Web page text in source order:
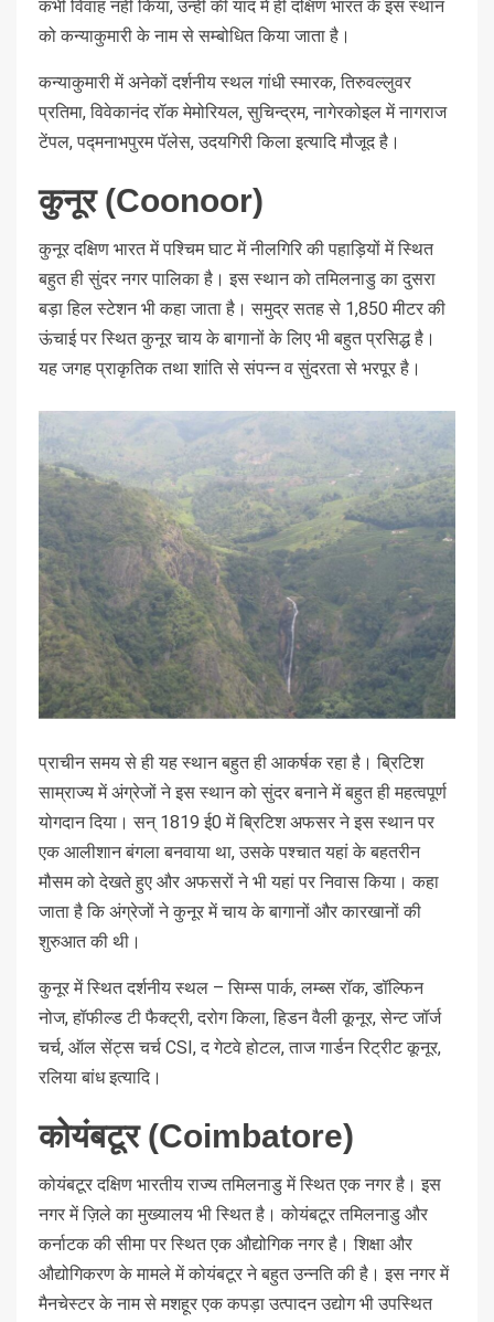
कभी विवाह नहीं किया, उन्हीं की याद में ही दक्षिण भारत के इस स्थान
को कन्याकुमारी के नाम से सम्बोधित किया जाता है।
कन्याकुमारी में अनेकों दर्शनीय स्थल गांधी स्मारक, तिरुवल्लुवर
प्रतिमा, विवेकानंद रॉक मेमोरियल, सुचिन्द्रम, नागेरकोइल में नागराज
टेंपल, पद्मनाभपुरम पॅलेस, उदयगिरी किला इत्यादि मौजूद है।
कुनूर (Coonoor)
कुनूर दक्षिण भारत में पश्चिम घाट में नीलगिरि की पहाड़ियों में स्थित
बहुत ही सुंदर नगर पालिका है। इस स्थान को तमिलनाडु का दुसरा
बड़ा हिल स्टेशन भी कहा जाता है। समुद्र सतह से 1,850 मीटर की
ऊंचाई पर स्थित कुनूर चाय के बागानों के लिए भी बहुत प्रसिद्ध है।
यह जगह प्राकृतिक तथा शांति से संपन्न व सुंदरता से भरपूर है।
प्राचीन समय से ही यह स्थान बहुत ही आकर्षक रहा है। ब्रिटिश
साम्राज्य में अंग्रेजों ने इस स्थान को सुंदर बनाने में बहुत ही महत्वपूर्ण
योगदान दिया। सन् 1819 ई0 में ब्रिटिश अफसर ने इस स्थान पर
एक आलीशान बंगला बनवाया था, उसके पश्चात यहां के बहतरीन
मौसम को देखते हुए और अफसरों ने भी यहां पर निवास किया। कहा
जाता है कि अंग्रेजों ने कुनूर में चाय के बागानों और कारखानों की
शुरुआत की थी।
कुनूर में स्थित दर्शनीय स्थल – सिम्स पार्क, लम्ब्स रॉक, डॉल्फिन
नोज, हॉफील्ड टी फैक्ट्री, दरोग किला, हिडन वैली कूनूर, सेन्ट जॉर्ज
चर्च, ऑल सेंट्स चर्च CSI, द गेटवे होटल, ताज गार्डन रिट्रीट कूनूर,
रलिया बांध इत्यादि।
कोयंबटूर (Coimbatore)
कोयंबटूर दक्षिण भारतीय राज्य तमिलनाडु में स्थित एक नगर है। इस
नगर में ज़िले का मुख्यालय भी स्थित है। कोयंबटूर तमिलनाडु और
कर्नाटक की सीमा पर स्थित एक औद्योगिक नगर है। शिक्षा और
औद्योगिकरण के मामले में कोयंबटूर ने बहुत उन्नति की है। इस नगर में
मैनचेस्टर के नाम से मशहूर एक कपड़ा उत्पादन उद्योग भी उपस्थित